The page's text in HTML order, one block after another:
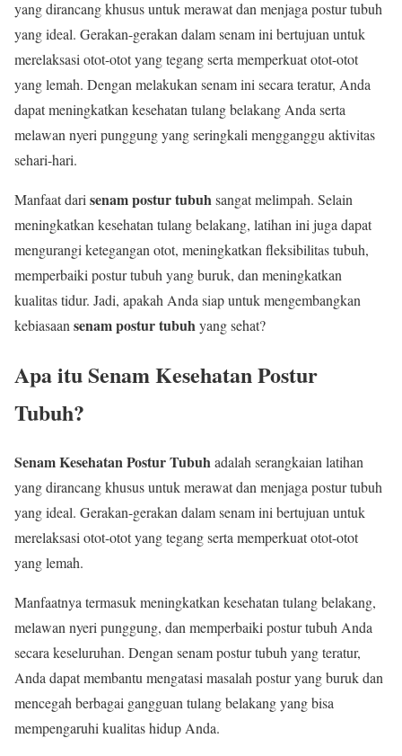
yang dirancang khusus untuk merawat dan menjaga postur tubuh
yang ideal. Gerakan-gerakan dalam senam ini bertujuan untuk
merelaksasi otot-otot yang tegang serta memperkuat otot-otot
yang lemah. Dengan melakukan senam ini secara teratur, Anda
dapat meningkatkan kesehatan tulang belakang Anda serta
melawan nyeri punggung yang seringkali mengganggu aktivitas
sehari-hari.
Manfaat dari senam postur tubuhsangat melimpah. Selain
meningkatkan kesehatan tulang belakang, latihan ini juga dapat
mengurangi ketegangan otot, meningkatkan fleksibilitas tubuh,
memperbaiki postur tubuh yang buruk, dan meningkatkan
kualitas tidur. Jadi, apakah Anda siap untuk mengembangkan
kebiasaan senam postur tubuhyang sehat?
Apa itu Senam Kesehatan Postur
Tubuh?
Senam Kesehatan Postur Tubuhadalah serangkaian latihan
yang dirancang khusus untuk merawat dan menjaga postur tubuh
yang ideal. Gerakan-gerakan dalam senam ini bertujuan untuk
merelaksasi otot-otot yang tegang serta memperkuat otot-otot
yang lemah.
Manfaatnya termasuk meningkatkan kesehatan tulang belakang,
melawan nyeri punggung, dan memperbaiki postur tubuh Anda
secara keseluruhan. Dengan senam postur tubuh yang teratur,
Anda dapat membantu mengatasi masalah postur yang buruk dan
mencegah berbagai gangguan tulang belakang yang bisa
mempengaruhi kualitas hidup Anda.